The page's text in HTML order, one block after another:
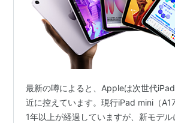
最新の噂によると、Appleは次世代
近に控えています。現行iPad mini（
1年以上が経過していますが、新モデ